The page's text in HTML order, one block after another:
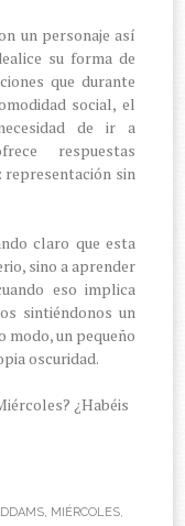
un personaje así
su forma de
que durante
social, el
de ir a
respuestas
representación sin
claro que esta
sino a aprender
eso implica
sintiéndonos un
modo, un pequeño
oscuridad.
¿Habéis
, MIÉRCOLES,